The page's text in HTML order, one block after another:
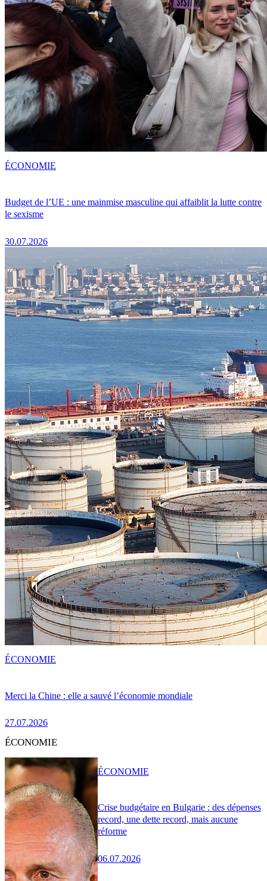
Budget de l’UE : une mainmise masculine qui affaiblit la lutte contre
le sexisme
30.07.2026
ÉCONOMIE
Merci la Chine : elle a sauvé l’économie mondiale
27.07.2026
ÉCONOMIE
ÉCONOMIE
Crise budgétaire en Bulgarie : des dépenses
record, une dette record, mais aucune
réforme
06.07.2026
ÉCONOMIE